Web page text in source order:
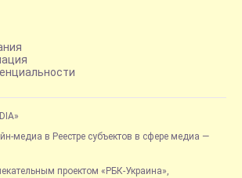
медиа в Реестре субъектов в сфере медиа —
проектом «РБК-Украина»,